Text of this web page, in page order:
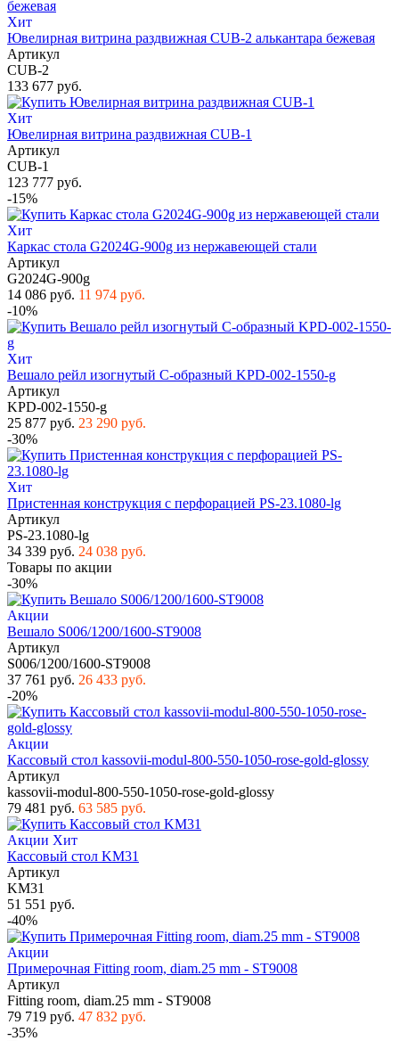
Хит
Ювелирная витрина раздвижная CUB-2 алькантара бежевая
Артикул
CUB-2
133 677 руб.
Хит
Ювелирная витрина раздвижная CUB-1
Артикул
CUB-1
123 777 руб.
-15%
Хит
Каркас стола G2024G-900g из нержавеющей стали
Артикул
G2024G-900g
14 086 руб. 11 974 руб.
-10%
Хит
Вешало рейл изогнутый С-образный KPD-002-1550-g
Артикул
KPD-002-1550-g
25 877 руб. 23 290 руб.
-30%
Хит
Пристенная конструкция с перфорацией PS-23.1080-lg
Артикул
PS-23.1080-lg
34 339 руб. 24 038 руб.
Товары по акции
-30%
Акции
Вешало S006/1200/1600-ST9008
Артикул
S006/1200/1600-ST9008
37 761 руб. 26 433 руб.
-20%
Акции
Кассовый стол kassovii-modul-800-550-1050-rose-gold-glossy
Артикул
kassovii-modul-800-550-1050-rose-gold-glossy
79 481 руб. 63 585 руб.
Акции Хит
Кассовый стол KM31
Артикул
KM31
51 551 руб.
-40%
Акции
Примерочная Fitting room, diam.25 mm - ST9008
Артикул
Fitting room, diam.25 mm - ST9008
79 719 руб. 47 832 руб.
-35%